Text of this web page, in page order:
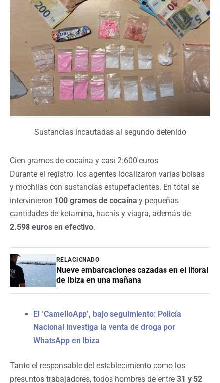
Sustancias incautadas al segundo detenido
Cien gramos de cocaína y casi 2.600 euros
Durante el registro, los agentes localizaron varias bolsas
y mochilas con sustancias estupefacientes. En total se
intervinieron 100 gramos de cocaína y pequeñas
cantidades de ketamina, hachís y viagra, además de
2.598 euros en efectivo.
RELACIONADO
Nueve embarcaciones cazadas en el litoral
de Ibiza en una mañana
El ‘CamelloApp’, bajo seguimiento: Policía
Nacional investiga la venta de droga por
WhatsApp en Ibiza
Tanto el responsable del establecimiento como los
presuntos trabajadores, todos hombres de entre 31 y 52